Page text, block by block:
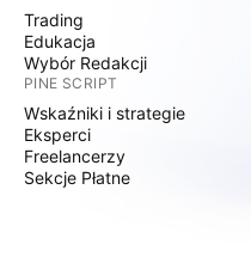
Trading
Edukacja
Wybór Redakcji
PINE SCRIPT
Wskaźniki i strategie
Eksperci
Freelancerzy
Sekcje Płatne